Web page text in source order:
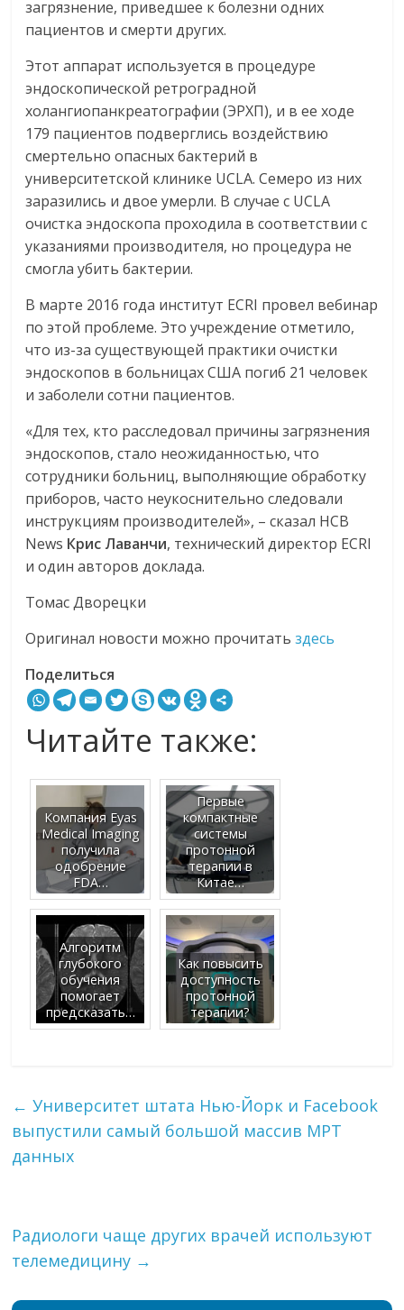
загрязнение, приведшее к болезни одних
пациентов и смерти других.
Этот аппарат используется в процедуре
эндоскопической ретроградной
холангиопанкреатографии (ЭРХП), и в ее ходе
179 пациентов подверглись воздействию
смертельно опасных бактерий в
университетской клинике UCLA. Семеро из них
заразились и двое умерли. В случае с UCLA
очистка эндоскопа проходила в соответствии с
указаниями производителя, но процедура не
смогла убить бактерии.
В марте 2016 года институт ECRI провел вебинар
по этой проблеме. Это учреждение отметило,
что из-за существующей практики очистки
эндоскопов в больницах США погиб 21 человек
и заболели сотни пациентов.
«Для тех, кто расследовал причины загрязнения
эндоскопов, стало неожиданностью, что
сотрудники больниц, выполняющие обработку
приборов, часто неукоснительно следовали
инструкциям производителей», – сказал HCB
News Крис Лаванчи, технический директор ECRI
и один авторов доклада.
Томас Дворецки
Оригинал новости можно прочитатьздесь
Поделиться
Читайте также:
Компания Eyas
Medical Imaging
получила
одобрение
FDA…
Первые
компактные
системы
протонной
терапии в
Китае…
Алгоритм
глубокого
обучения
помогает
предсказать…
Как повысить
доступность
протонной
терапии?
← Университет штата Нью-Йорк и Facebook
выпустили самый большой массив МРТ
данных
Радиологи чаще других врачей используют
телемедицину →